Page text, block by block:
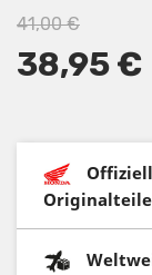
41,00 €
38,95 €
Originalteile